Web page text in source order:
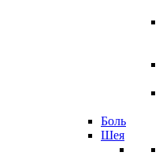
Боль
Шея